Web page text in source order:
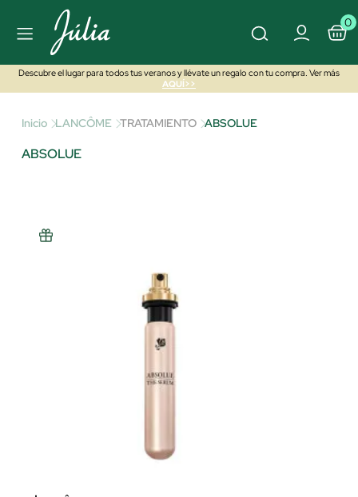
0
Descubre el lugar para todos tus veranos y llévate un regalo con tu compra. Ver más
AQUÍ>>
Inicio LANCÔME TRATAMIENTO ABSOLUE
ABSOLUE